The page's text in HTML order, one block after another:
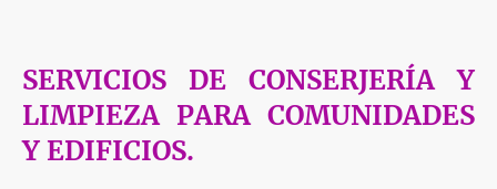
SERVICIOS DE CONSERJERÍA Y
LIMPIEZA PARA COMUNIDADES
Y EDIFICIOS.